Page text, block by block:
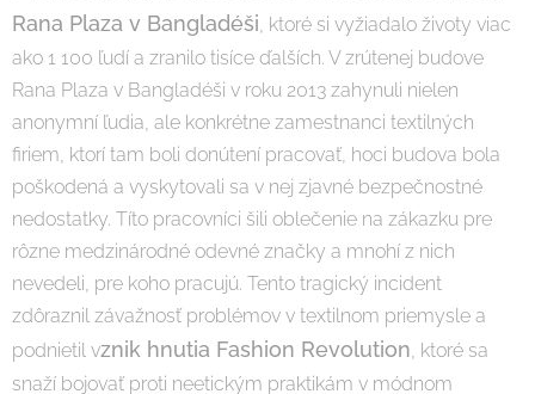
Rana Plaza v Bangladéši, ktoré si vyžiadalo životy viac
ako 1 100 ľudí a zranilo tisíce ďalších. V zrútenej budove
Rana Plaza v Bangladéši v roku 2013 zahynuli nielen
anonymní ľudia, ale konkrétne zamestnanci textilných
firiem, ktorí tam boli donútení pracovať, hoci budova bola
poškodená a vyskytovali sa v nej zjavné bezpečnostné
nedostatky. Títo pracovníci šili oblečenie na zákazku pre
rôzne medzinárodné odevné značky a mnohí z nich
nevedeli, pre koho pracujú. Tento tragický incident
zdôraznil závažnosť problémov v textilnom priemysle a
podnietil vznik hnutia Fashion Revolution, ktoré sa
snaží bojovať proti neetickým praktikám v módnom